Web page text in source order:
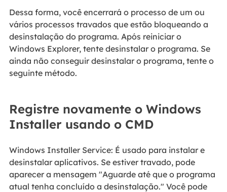
Dessa forma, você encerrará o processo de um ou
vários processos travados que estão bloqueando a
desinstalação do programa. Após reiniciar o
Windows Explorer, tente desinstalar o programa. Se
ainda não conseguir desinstalar o programa, tente o
seguinte método.
Registre novamente o Windows
Installer usando o CMD
Windows Installer Service: É usado para instalar e
desinstalar aplicativos. Se estiver travado, pode
aparecer a mensagem "Aguarde até que o programa
atual tenha concluído a desinstalação." Você pode